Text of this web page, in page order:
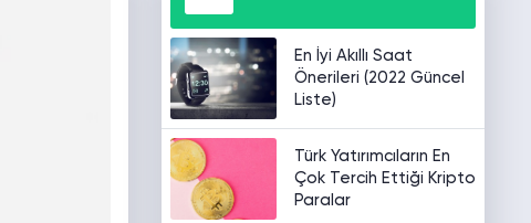
En İyi Akıllı Saat
Önerileri (2022 Güncel
Liste)
Türk Yatırımcıların En
Çok Tercih Ettiği Kripto
Paralar